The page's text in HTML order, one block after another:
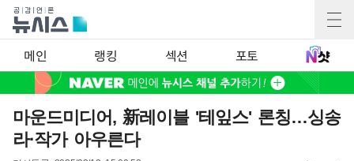
메인 랭킹 섹션 포토
마운드미디어, 新레이블 '테잎스' 론칭…싱송
라·작가 아우른다